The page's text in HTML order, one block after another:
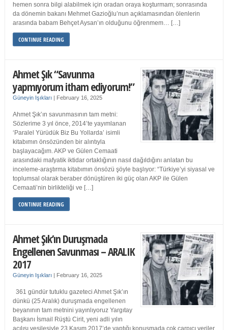
hemen sonra bilgi alabilmek için oradan oraya koşturmam; sonrasında
da dönemin bakanı Mehmet Gazioğlu’nun açıklamasından ölenlerin
arasında babam Behçet Aysan’ın olduğunu öğrenmem… […]
CONTINUE READING
Ahmet Şık “Savunma
yapmıyorum itham ediyorum!”
Güneyin Işıkları | February 16, 2025
Ahmet Şık’ın savunmasının tam metni:
Sözlerime 3 yıl önce, 2014’te yayımlanan
‘Paralel Yürüdük Biz Bu Yollarda’ isimli
kitabımın önsözünden bir alıntıyla
başlayacağım. AKP ve Gülen Cemaati
arasındaki mafyatik iktidar ortaklığının nasıl dağıldığını anlatan bu
inceleme-araştırma kitabımın önsözü şöyle başlıyor: “Türkiye’yi siyasal ve
toplumsal olarak beraber dönüştüren iki güç olan AKP ile Gülen
Cemaati’nin birlikteliği ve […]
CONTINUE READING
Ahmet Şık’ın Duruşmada
Engellenen Savunması – ARALIK
2017
Güneyin Işıkları | February 16, 2025
361 gündür tutuklu gazeteci Ahmet Şık’ın
dünkü (25 Aralık) duruşmada engellenen
beyanının tam metnini yayınlıyoruz Yargıtay
Başkanı İsmail Rüştü Cirit, yeni adli yılın
açılışı vesilesiyle 23 Kasım 2017’de yaptığı konuşmada çok çarpıcı veriler